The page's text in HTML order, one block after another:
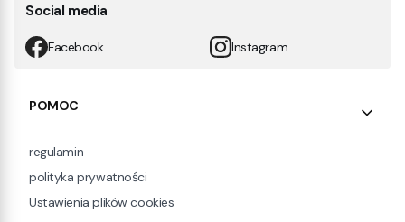
Social media
Facebook Instagram
Linki w stopce
POMOC
regulamin
polityka prywatności
Ustawienia plików cookies